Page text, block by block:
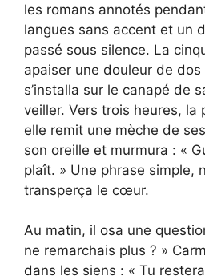
les romans annotés
langues sans accent et un
passé sous silence. La
apaiser une douleur de dos
s’installa sur le canapé de
veiller. Vers trois heures, la
elle remit une mèche de
son oreille et murmura : «
plaît. » Une phrase simple,
transperça le cœur.
Au matin, il osa une
ne remarchais plus ? »
dans les siens : « Tu